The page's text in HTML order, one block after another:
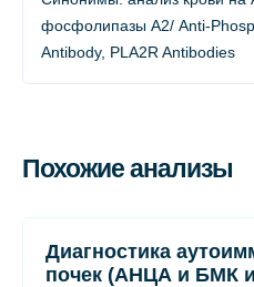
фосфолипазы А2/ Anti-
Antibody, PLA2R Antibodies
Похожие анализы
Диагностика
почек (АНЦА и БМК